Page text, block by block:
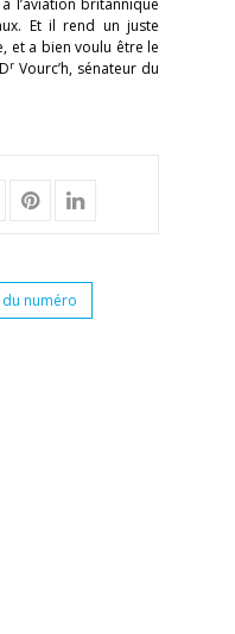
l’aviation britannique
Et il rend un juste
et a bien voulu être le
r Vourc’h, sénateur du
numéro